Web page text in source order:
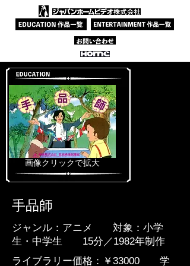
手品師
ジャンル：アニメ 対象：小学
生・中学生 15分／1982年制作
ライブラリー価格：￥33000 学
​画像クリックで拡大